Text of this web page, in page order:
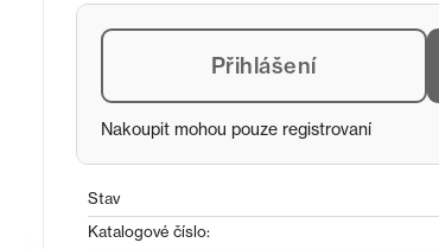
Přihlášení
Nakoupit mohou pouze registrovaní
Stav
Katalogové číslo: